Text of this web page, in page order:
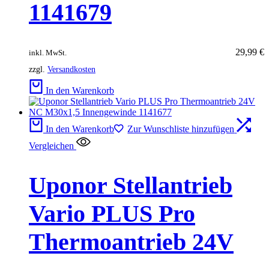
1141679
29,99 €
inkl. MwSt.
zzgl. Versandkosten
In den Warenkorb
In den Warenkorb
Zur Wunschliste hinzufügen
Vergleichen
Uponor Stellantrieb
Vario PLUS Pro
Thermoantrieb 24V